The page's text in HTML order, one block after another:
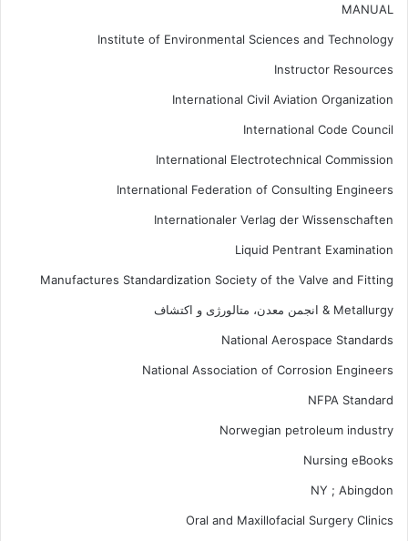
MANUAL
Institute of Environmental Sciences and Technology
Instructor Resources
International Civil Aviation Organization
International Code Council
International Electrotechnical Commission
International Federation of Consulting Engineers
Internationaler Verlag der Wissenschaften
Liquid Pentrant Examination
Manufactures Standardization Society of the Valve and Fitting
Metallurgy & انجمن معدن، متالورژی و اکتشاف
National Aerospace Standards
National Association of Corrosion Engineers
NFPA Standard
Norwegian petroleum industry
Nursing eBooks
NY ; Abingdon
Oral and Maxillofacial Surgery Clinics